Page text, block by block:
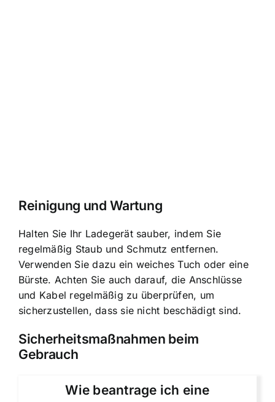
Reinigung und Wartung
Halten Sie Ihr Ladegerät sauber, indem Sie
regelmäßig Staub und Schmutz entfernen.
Verwenden Sie dazu ein weiches Tuch oder eine
Bürste. Achten Sie auch darauf, die Anschlüsse
und Kabel regelmäßig zu überprüfen, um
sicherzustellen, dass sie nicht beschädigt sind.
Sicherheitsmaßnahmen beim
Gebrauch
Wie beantrage ich eine